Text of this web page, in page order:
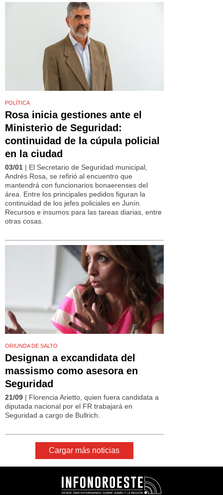
POLÍTICA
Rosa inicia gestiones ante el
Ministerio de Seguridad:
continuidad de la cúpula policial
en la ciudad
03/01 | El Secretario de Seguridad municipal,
Andrés Rosa, se refirió al encuentro que
mantendrá con funcionarios bonaerenses del
área. Entre los principales pedidos figuran la
continuidad de los jefes policiales en Junín.
Recursos e insumos para las tareas diarias, entre
otras cosas.
ORIUNDA DE SALTO
Designan a excandidata del
massismo como asesora en
Seguridad
21/09 | Florencia Arietto, quien fuera candidata a
diputada nacional por el FR trabajará en
Seguridad a cargo de Bullrich.
Cargar más noticias